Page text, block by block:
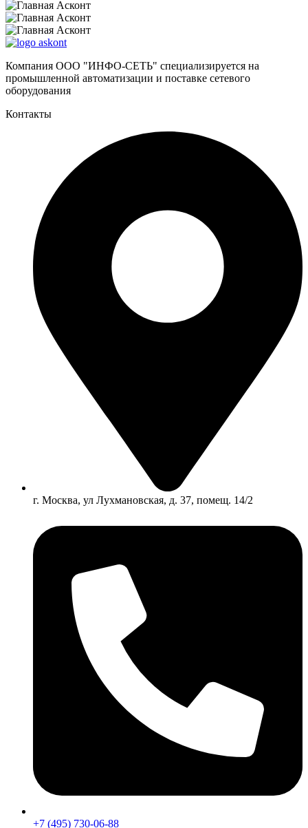
Компания ООО "ИНФО-СЕТЬ" специализируется на
промышленной автоматизации и поставке сетевого
оборудования
Контакты
г. Москва, ул Лухмановская, д. 37, помещ. 14/2
+7 (495) 730-06-88